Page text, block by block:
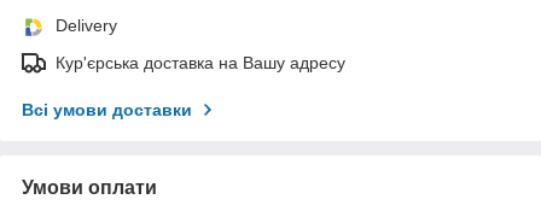
Delivery
Кур'єрська доставка на Вашу адресу
Всі умови доставки
Умови оплати